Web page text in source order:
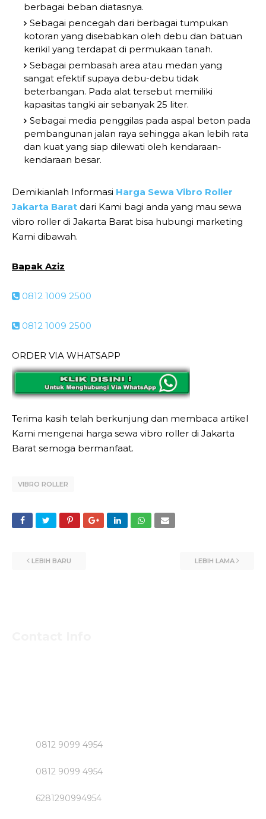
berbagai beban diatasnya.
Sebagai pencegah dari berbagai tumpukan
kotoran yang disebabkan oleh debu dan batuan
kerikil yang terdapat di permukaan tanah.
Sebagai pembasah area atau medan yang
sangat efektif supaya debu-debu tidak
beterbangan. Pada alat tersebut memiliki
kapasitas tangki air sebanyak 25 liter.
Sebagai media penggilas pada aspal beton pada
pembangunan jalan raya sehingga akan lebih rata
dan kuat yang siap dilewati oleh kendaraan-
kendaraan besar.
Demikianlah Informasi Harga Sewa Vibro Roller
Jakarta Barat dari Kami bagi anda yang mau sewa
vibro roller di Jakarta Barat bisa hubungi marketing
Kami dibawah.
Bapak Aziz
0812 1009 2500
0812 1009 2500
ORDER VIA WHATSAPP
Terima kasih telah berkunjung dan membaca artikel
Kami mengenai harga sewa vibro roller di Jakarta
Barat semoga bermanfaat.
VIBRO ROLLER
LEBIH BARU LEBIH LAMA
0812 9099 4954
0812 9099 4954
6281290994954